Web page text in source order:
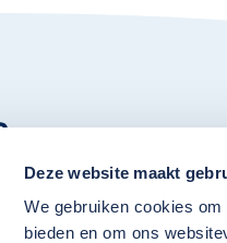
Deze website maakt
We gebruiken cookies
bieden en om ons